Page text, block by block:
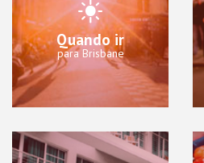
Quando ir
para Brisbane